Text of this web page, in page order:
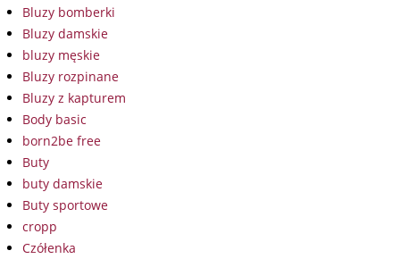
Bluzy bomberki
Bluzy damskie
bluzy męskie
Bluzy rozpinane
Bluzy z kapturem
Body basic
born2be free
Buty
buty damskie
Buty sportowe
cropp
Czółenka